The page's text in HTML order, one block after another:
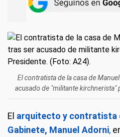
El contratista de la casa de
acusado de "militante kirchnerista"
El arquitecto y contratista
Gabinete, Manuel Adorni,